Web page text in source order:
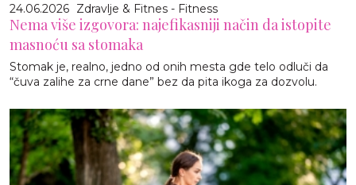
24.06.2026 Zdravlje & Fitnes - Fitness
Nema više izgovora: najefikasniji način da istopite
masnoću sa stomaka
Stomak je, realno, jedno od onih mesta gde telo odluči da
“čuva zalihe za crne dane” bez da pita ikoga za dozvolu.